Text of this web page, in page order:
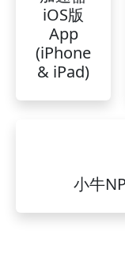
iOS版
App
(iPhone
& iPad)
小牛